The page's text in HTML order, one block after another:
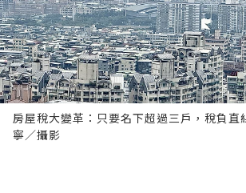
房屋稅大變革：只要名下超過三戶，稅負直
寧／攝影